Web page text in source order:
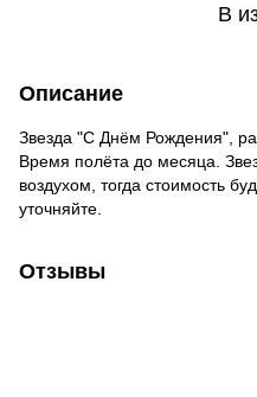
В
Описание
Звезда "С Днём Рождения",
Время полёта до месяца.
воздухом, тогда стоимость
уточняйте.
Отзывы